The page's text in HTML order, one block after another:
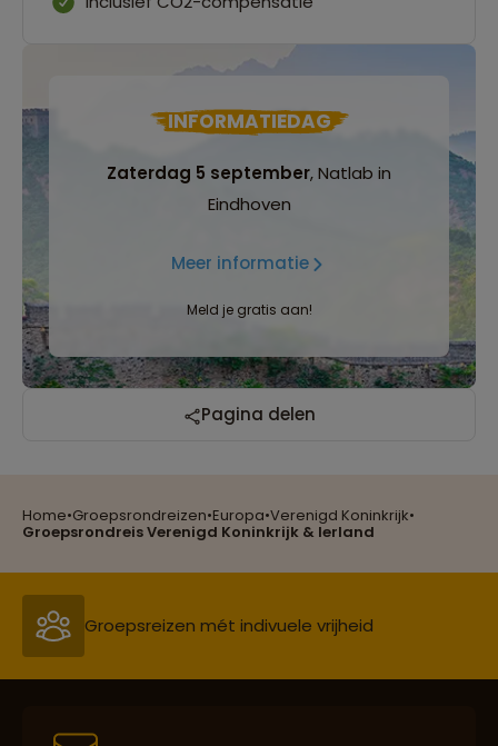
Home•Groepsrondreizen•Europa•Verenigd Koninkrijk•
Groepsrondreis Verenigd Koninkrijk & Ierland
INFORMATIEDAG
Zaterdag 5 september, Natlab in
Eindhoven
Meer informatie
Meld je gratis aan!
Pagina delen
Reizen met oog voor mens, cultuur en milieu
Groepsreizen mét indivuele vrijheid
Persoonlijk en deskundig reisadvies